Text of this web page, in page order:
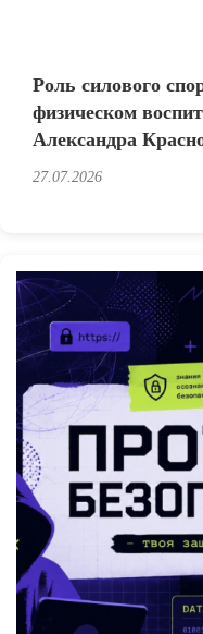
Роль силового
физическом
Александра
27.07.2026